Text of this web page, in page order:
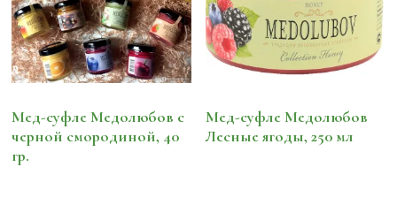
Мед-суфле Медолюбов с
черной смородиной, 40
гр.
Мед-суфле Медолюбов
Лесные ягоды, 250 мл